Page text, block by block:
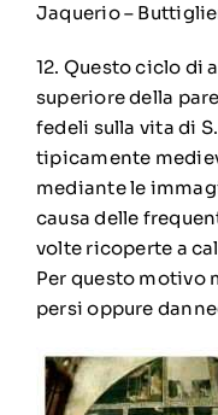
Jaquerio –
12. Questo ciclo di
superiore della
fedeli sulla vita di
tipicamente
mediante le
causa delle
volte ricoperte a
Per questo motivo
persi oppure